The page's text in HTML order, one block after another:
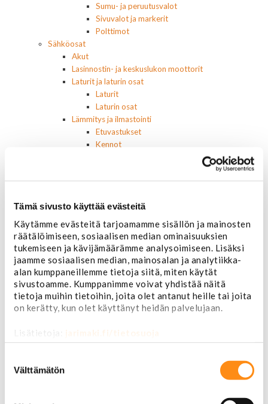
Tämä sivusto käyttää evästeitä
Käytämme evästeitä tarjoamamme sisällön ja mainosten
räätälöimiseen, sosiaalisen median ominaisuuksien
tukemiseen ja kävijämäärämme analysoimiseen. Lisäksi
jaamme sosiaalisen median, mainosalan ja analytiikka-
alan kumppaneillemme tietoja siitä, miten käytät
sivustoamme. Kumppanimme voivat yhdistää näitä
tietoja muihin tietoihin, joita olet antanut heille tai joita
on kerätty, kun olet käyttänyt heidän palvelujaan.
Lisätietoja: jarimaki.fi/tietosuoja
valinta
Välttämätön
Sumu- ja peruutusvalot
Sivuvalot ja markerit
Polttimot
Sähköosat
Akut
Lasinnostin- ja keskuslukon moottorit
Laturit ja laturin osat
Laturit
Laturin osat
Lämmitys ja ilmastointi
Etuvastukset
Kennot
Moottorit
Muut
Ohjainlaitteet
Startit ja startin osat
Starttimoottorit
Starttimoottorin osat
Sytytysosat
Sähköosat
Ajovalokytkimet
Jarruvalokytkimet
Lasinnostimen kytkimet
Lämmityslaitteen osat